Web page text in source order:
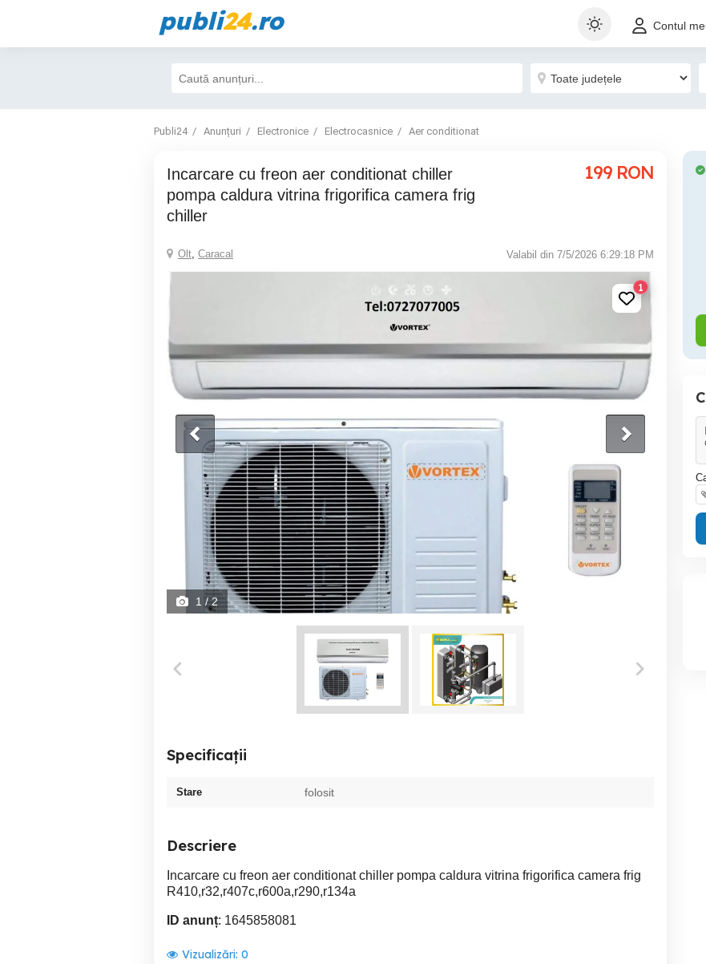
publi24.ro Contul
Publi24 Anunțuri Electronice Electrocasnice Aer conditionat
Incarcare cu freon aer conditionat chiller
pompa caldura vitrina frigorifica camera frig
chiller
199 RON
Olt, Caracal Valabil din 7/5/2026 6:29:18 PM
1
1 / 2
Specificații
Stare folosit
Descriere
Incarcare cu freon aer conditionat chiller pompa caldura vitrina frigorifica camera frig
R410,r32,r407c,r600a,r290,r134a
ID anunț: 1645858081
Vizualizări: 0